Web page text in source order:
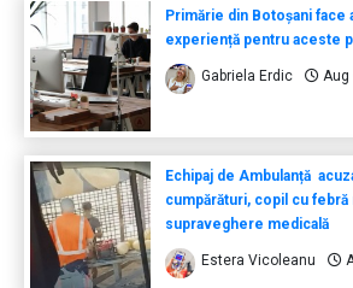
Primărie din Botoșani face
experiență pentru aceste
Gabriela Erdic Aug
Echipaj de Ambulanță
cumpărături, copil cu febră
supraveghere medicală
Estera Vicoleanu